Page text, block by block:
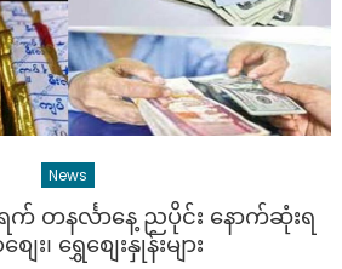
နောက်
ရ
ဒေါ်
လာ
စျေး၊
နှုန်း
များ
News
တနင်္လာနေ့ ညပိုင်း နောက်ဆုံးရ
ေး၊ ရွှေစျေးနှုန်းများ